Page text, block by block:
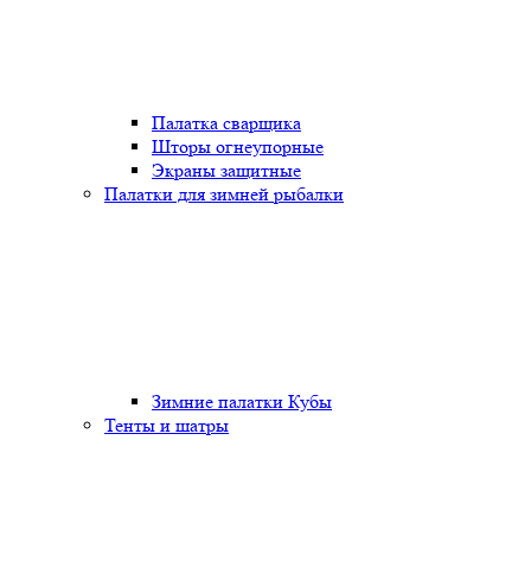
Палатка сварщика
Шторы огнеупорные
Экраны защитные
Палатки для зимней рыбалки
Зимние палатки Кубы
Тенты и шатры